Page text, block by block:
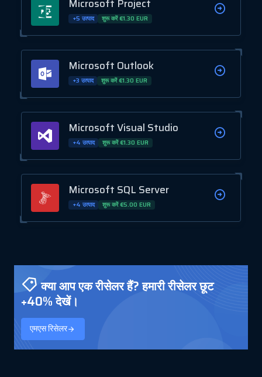
Microsoft Project
+5 उत्पाद शुरू करें €1.30 EUR
Microsoft Outlook
+3 उत्पाद शुरू करें €1.30 EUR
Microsoft Visual Studio
+4 उत्पाद शुरू करें €1.30 EUR
Microsoft SQL Server
+4 उत्पाद शुरू करें €5.00 EUR
क्या आप एक रीसेलर हैं? हमारी रीसेलर छूट
+40% देखें।
एमएस रिसेलर